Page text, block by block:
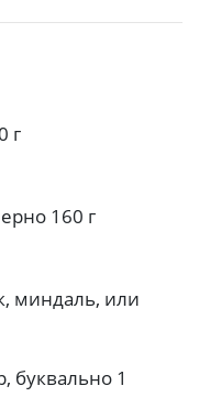
г
160 г
миндаль, или
буквально 1